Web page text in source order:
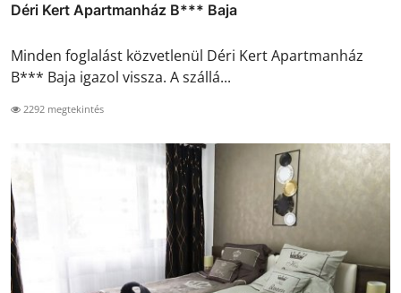
Déri Kert Apartmanház B*** Baja
Minden foglalást közvetlenül Déri Kert Apartmanház
B*** Baja igazol vissza. A szállá...
2292 megtekintés